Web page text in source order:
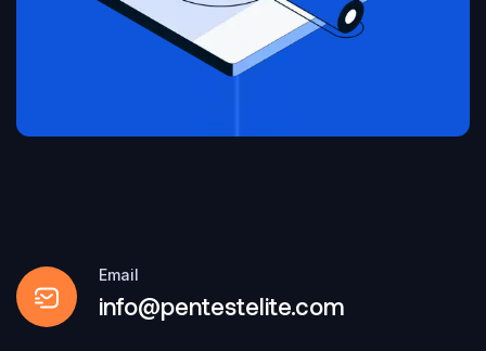
Email
info@pentestelite.com